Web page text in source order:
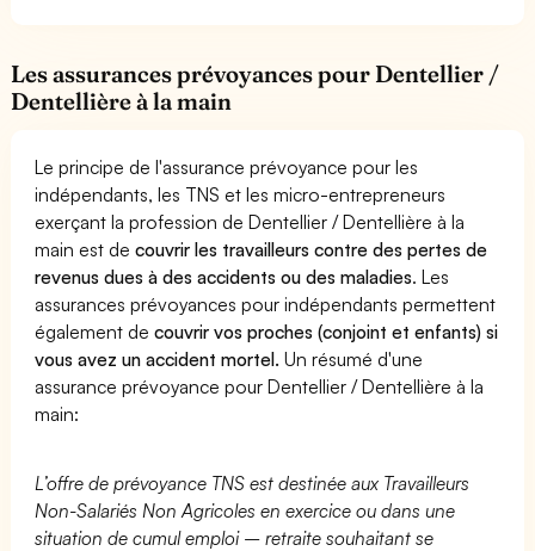
Les assurances prévoyances pour Dentellier /
Dentellière à la main
Le principe de l'assurance prévoyance pour les
indépendants, les TNS et les micro-entrepreneurs
exerçant la profession de Dentellier / Dentellière à la
main est decouvrir les travailleurs contre des pertes de
revenus dues à des accidents ou des maladies. Les
assurances prévoyances pour indépendants permettent
également decouvrir vos proches (conjoint et enfants) si
vous avez un accident mortel. Un résumé d'une
assurance prévoyance pour Dentellier / Dentellière à la
main:
L’offre de prévoyance TNS est destinée aux Travailleurs
Non-Salariés Non Agricoles en exercice ou dans une
situation de cumul emploi – retraite souhaitant se